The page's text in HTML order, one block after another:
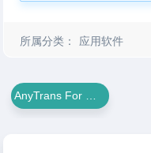
所属分类： 应用软件